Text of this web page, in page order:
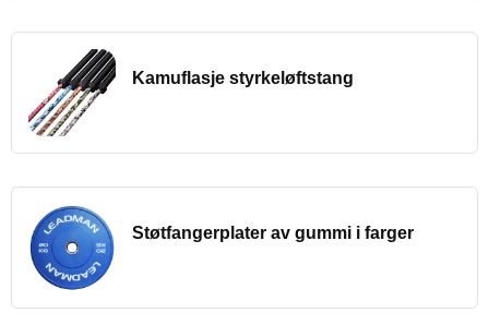
Kamuflasje styrkeløftstang
Støtfangerplater av gummi i farger